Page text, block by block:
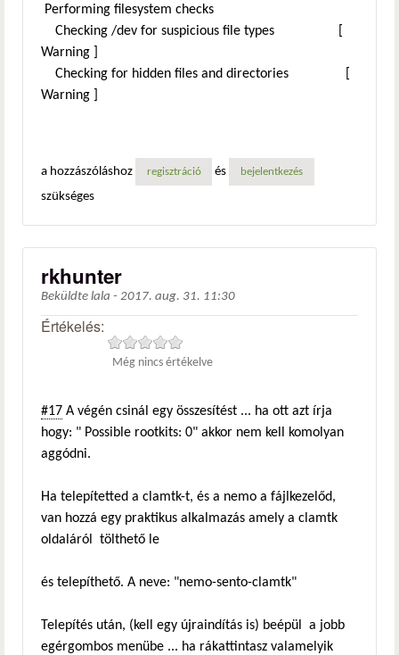
Performing filesystem checks
Checking /dev for suspicious file types [
Warning ]
Checking for hidden files and directories [
Warning ]
a hozzászóláshoz regisztráció és bejelentkezés
szükséges
rkhunter
Beküldte lala - 2017. aug. 31. 11:30
Értékelés:
Még nincs értékelve
#17 A végén csinál egy összesítést ... ha ott azt írja
hogy: " Possible rootkits: 0" akkor nem kell komolyan
aggódni.
Ha telepítetted a clamtk-t, és a nemo a fájlkezelőd,
van hozzá egy praktikus alkalmazás amely a clamtk
oldaláról tölthető le
és telepíthető. A neve: "nemo-sento-clamtk"
Telepítés után, (kell egy újraindítás is) beépül a jobb
egérgombos menübe ... ha rákattintasz valamelyik